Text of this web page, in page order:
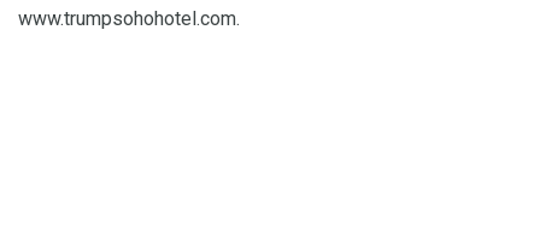
www.trumpsohohotel.com.